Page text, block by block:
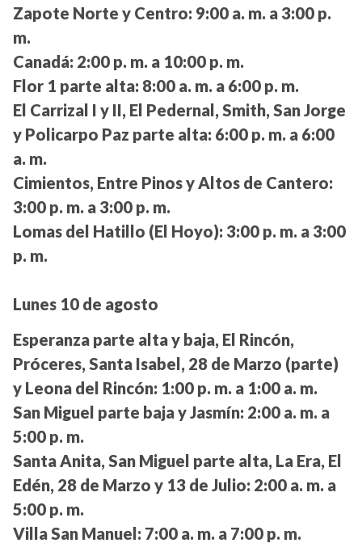
Zapote Norte y Centro: 9:00 a. m. a 3:00 p.
m.
Canadá: 2:00 p. m. a 10:00 p. m.
Flor 1 parte alta: 8:00 a. m. a 6:00 p. m.
El Carrizal I y II, El Pedernal, Smith, San Jorge
y Policarpo Paz parte alta: 6:00 p. m. a 6:00
a. m.
Cimientos, Entre Pinos y Altos de Cantero:
3:00 p. m. a 3:00 p. m.
Lomas del Hatillo (El Hoyo): 3:00 p. m. a 3:00
p. m.
Lunes 10 de agosto
Esperanza parte alta y baja, El Rincón,
Próceres, Santa Isabel, 28 de Marzo (parte)
y Leona del Rincón: 1:00 p. m. a 1:00 a. m.
San Miguel parte baja y Jasmín: 2:00 a. m. a
5:00 p. m.
Santa Anita, San Miguel parte alta, La Era, El
Edén, 28 de Marzo y 13 de Julio: 2:00 a. m. a
5:00 p. m.
Villa San Manuel: 7:00 a. m. a 7:00 p. m.